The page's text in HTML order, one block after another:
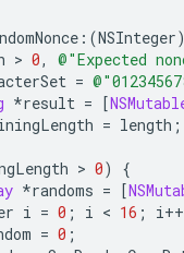
: (NSInteger)
> 0, @"Expected
=
*result = [
= length ;
> 0)
{
*randoms = [
i = 0 ; i < 16 ; i++
= 0 ;